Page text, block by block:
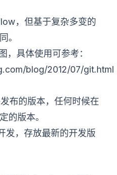
，但基于复杂多变的
。
，具体使用可参考：
blog/2012/07/git.html
布的版本，任何时候在
的版本。
发，存放最新的开发版